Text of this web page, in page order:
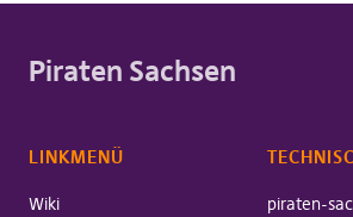
Piraten Sachsen
LINKMENÜ
Wiki
piraten-